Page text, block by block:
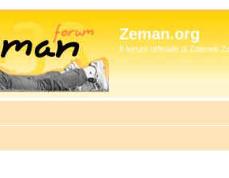
Zeman.org
Il forum ufficiale di Zdenek